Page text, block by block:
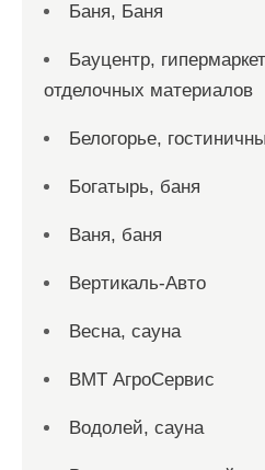
Баня, Баня
Бауцентр,
отделочных материалов
Белогорье,
Богатырь, баня
Ваня, баня
Вертикаль-Авто
Весна, сауна
ВМТ АгроСервис
Водолей, сауна